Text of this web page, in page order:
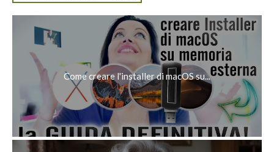
Come creare l'installer di macOS su...